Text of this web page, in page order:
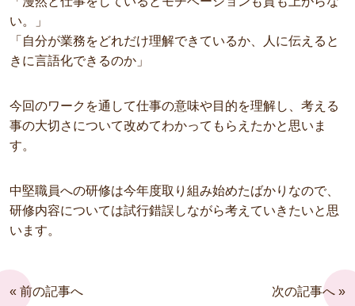
い。」
「自分が業務をどれだけ理解できているか、人に伝えると
きに言語化できるのか」
今回のワークを通して仕事の意味や目的を理解し、考える
事の大切さについて改めてわかってもらえたかと思いま
す。
中堅職員への研修は今年度取り組み始めたばかりなので、
研修内容については試行錯誤しながら考えていきたいと思
います。
« 前の記事へ 次の記事へ »